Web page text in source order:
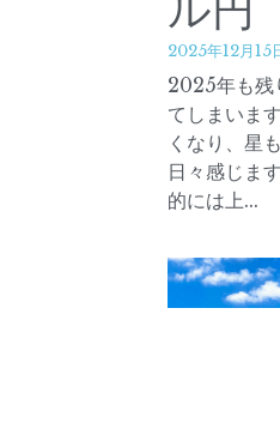
2025年12月15
2025年も残
てしまいま
くなり、星
日々感じま
的には上...